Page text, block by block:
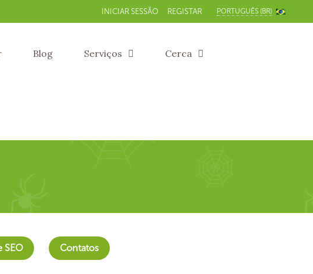
INICIAR SESSÃO REGISTAR PORTUGUÊS (BR)
Blog Serviços Cerca
SEO Contatos